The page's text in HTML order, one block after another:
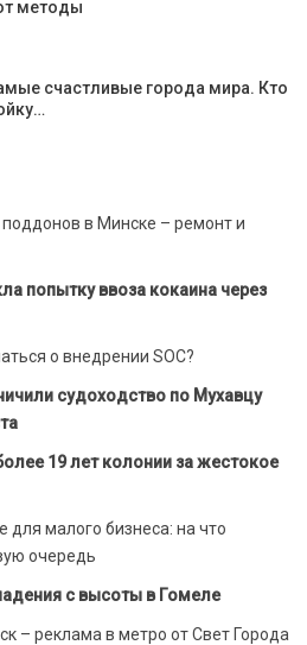
методы
счастливые города мира. Кто
в Минске – ремонт и
попытку ввоза кокаина через
о внедрении SOC?
судоходство по Мухавцу
19 лет колонии за жестокое
малого бизнеса: на что
очередь
с высоты в Гомеле
– реклама в метро от Свет Города